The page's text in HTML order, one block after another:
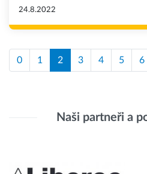
24.8.2022
0 1 2 3 4 5 6
Naši partneři a